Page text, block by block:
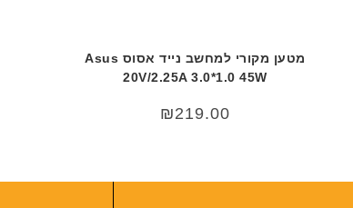
מטען מקורי למחשב נייד אסוס Asus
20V/2.25A 3.0*1.0 45W
₪219.00